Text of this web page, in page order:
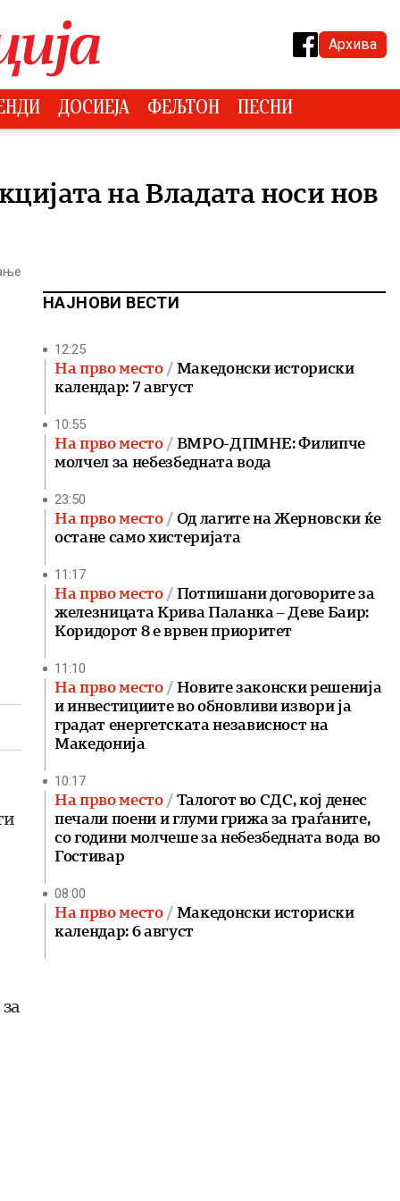
Архива
ДОСИЕЈА ФЕЉТОН ПЕСНИ
на Владата носи нов
НАЈНОВИ ВЕСТИ
12:25
На прво место
Македонски историски
календар: 7 август
10:55
На прво место
ВМРО-ДПМНЕ: Филипче
молчел за небезбедната вода
23:50
На прво место
Од лагите на Жерновски ќе
остане само хистеријата
11:17
На прво место
Потпишани договорите за
железницата Крива Паланка – Деве Баир:
Коридорот 8 е врвен приоритет
11:10
На прво место
Новите законски решенија
и инвестициите во обновливи извори ја
градат енергетската независност на
Македонија
10:17
На прво место
Талогот во СДС, кој денес
печали поени и глуми грижа за граѓаните,
со години молчеше за небезбедната вода во
Гостивар
08:00
На прво место
Македонски историски
календар: 6 август